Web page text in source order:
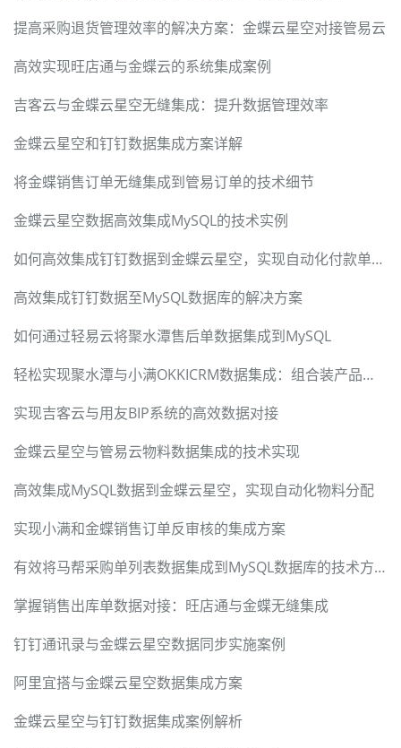
提高采购退货管理效率的解决方案：金蝶云星空对接管易云
高效实现旺店通与金蝶云的系统集成案例
吉客云与金蝶云星空无缝集成：提升数据管理效率
金蝶云星空和钉钉数据集成方案详解
将金蝶销售订单无缝集成到管易订单的技术细节
金蝶云星空数据高效集成MySQL的技术实例
如何高效集成钉钉数据到金蝶云星空，实现自动化付款单处理
高效集成钉钉数据至MySQL数据库的解决方案
如何通过轻易云将聚水潭售后单数据集成到MySQL
轻松实现聚水潭与小满OKKICRM数据集成：组合装产品对接案例
实现吉客云与用友BIP系统的高效数据对接
金蝶云星空与管易云物料数据集成的技术实现
高效集成MySQL数据到金蝶云星空，实现自动化物料分配
实现小满和金蝶销售订单反审核的集成方案
有效将马帮采购单列表数据集成到MySQL数据库的技术方案
掌握销售出库单数据对接：旺店通与金蝶无缝集成
钉钉通讯录与金蝶云星空数据同步实施案例
阿里宜搭与金蝶云星空数据集成方案
金蝶云星空与钉钉数据集成案例解析